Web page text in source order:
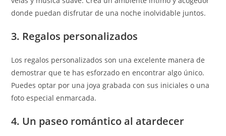
donde puedan disfrutar de una noche inolvidable juntos.
3. Regalos personalizados
Los regalos personalizados son una excelente manera de
demostrar que te has esforzado en encontrar algo único.
Puedes optar por una joya grabada con sus iniciales o una
foto especial enmarcada.
4. Un paseo romántico al atardecer